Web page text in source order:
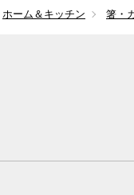
ホーム＆キッチン 箸・